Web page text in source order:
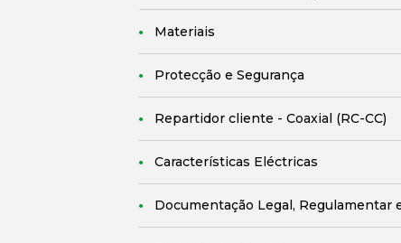
Materiais
Protecção e Segurança
Repartidor cliente - Coaxial (RC-CC)
Características Eléctricas
Documentação Legal, Regulamentar